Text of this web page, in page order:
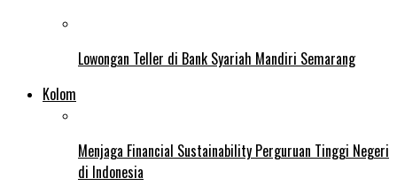
Lowongan Teller di Bank Syariah Mandiri Semarang
Kolom
Menjaga Financial Sustainability Perguruan Tinggi Negeri
di Indonesia